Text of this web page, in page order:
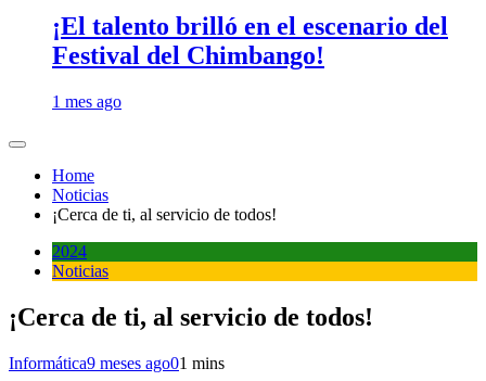
¡El talento brilló en el escenario del
Festival del Chimbango!
1 mes ago
Home
Noticias
¡Cerca de ti, al servicio de todos!
2024
Noticias
¡Cerca de ti, al servicio de todos!
Informática9 meses ago01 mins